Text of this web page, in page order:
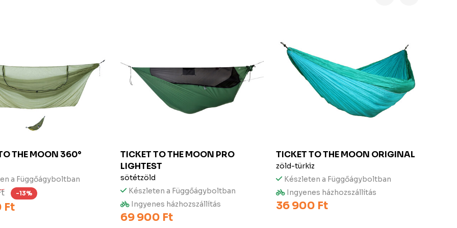
THE MOON 360°
a Függőágyboltban
-13%
Ft
TICKET TO THE MOON PRO
LIGHTEST
sötétzöld
Készleten a Függőágyboltban
Ingyenes házhozszállítás
69 900 Ft
TICKET TO THE MOON ORIGINAL
zöld-türkiz
Készleten a Függőágyboltban
Ingyenes házhozszállítás
36 900 Ft